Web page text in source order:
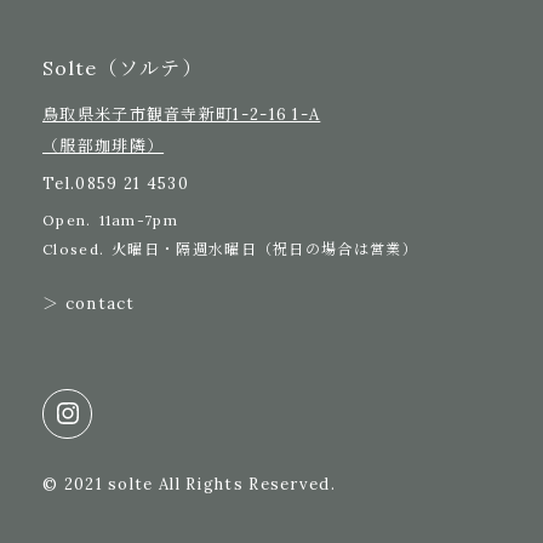
Solte（ソルテ）
鳥取県米子市観音寺新町1-2-16 1-A
（服部珈琲隣）
Tel.0859 21 4530
Open. 11am-7pm
Closed. 火曜日・隔週水曜日（祝日の場合は営業）
＞ contact
© 2021 solte All Rights Reserved.